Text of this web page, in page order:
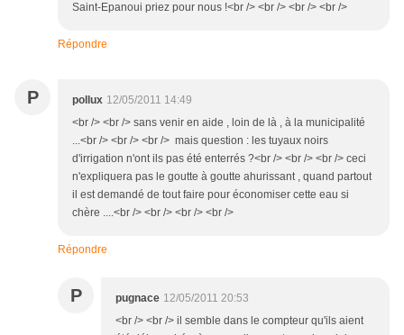
Saint-Epanoui priez pour nous !<br /> <br /> <br /> <br />
Répondre
P pollux 12/05/2011 14:49
<br /> <br /> sans venir en aide , loin de là , à la municipalité
...<br /> <br /> <br /> mais question : les tuyaux noirs
d'irrigation n'ont ils pas été enterrés ?<br /> <br /> <br /> ceci
n'expliquera pas le goutte à goutte ahurissant , quand partout
il est demandé de tout faire pour économiser cette eau si
chère ....<br /> <br /> <br /> <br />
Répondre
P pugnace 12/05/2011 20:53
<br /> <br /> il semble dans le compteur qu'ils aient